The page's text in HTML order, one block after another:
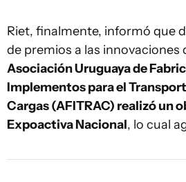
Riet, finalmente, informó que
de premios a las innovaciones
Asociación Uruguaya de
Implementos para el
Cargas (AFITRAC) realizó un
Expoactiva Nacional, lo cual